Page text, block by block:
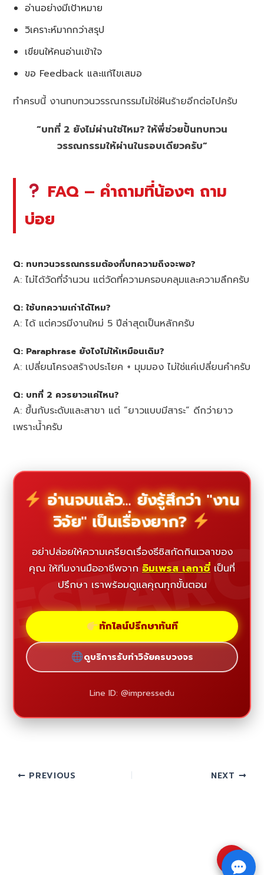
อ่านอย่างมีเป้าหมาย
วิเคราะห์มากกว่าสรุป
เขียนให้คนอ่านเข้าใจ
ขอ Feedback และแก้ไขเสมอ
ทำครบนี้ งานทบทวนวรรณกรรมไม่ใช่ฝันร้ายอีกต่อไปครับ
“บทที่ 2 ยังไม่ผ่านใช่ไหม? ให้พี่ช่วยปั้นทบทวน
วรรณกรรมให้ผ่านในรอบเดียวครับ”
FAQ – คำถามที่น้องๆ ถาม
บ่อย
Q: ทบทวนวรรณกรรมต้องกี่บทความถึงจะพอ?
A: ไม่ได้วัดที่จำนวน แต่วัดที่ความครอบคลุมและความลึกครับ
Q: ใช้บทความเก่าได้ไหม?
A: ได้ แต่ควรมีงานใหม่ 5 ปีล่าสุดเป็นหลักครับ
Q: Paraphrase ยังไงไม่ให้เหมือนเดิม?
A: เปลี่ยนโครงสร้างประโยค + มุมมอง ไม่ใช่แค่เปลี่ยนคำครับ
Q: บทที่ 2 ควรยาวแค่ไหน?
A: ขึ้นกับระดับและสาขา แต่ “ยาวแบบมีสาระ” ดีกว่ายาว
เพราะน้ำครับ
อ่านจบแล้ว... ยังรู้สึกว่า "งาน
วิจัย" เป็นเรื่องยาก?
อย่าปล่อยให้ความเครียดเรื่องธีซิสกัดกินเวลาของ
คุณ ให้ทีมงานมืออาชีพจาก อิมเพรส เลกาซี่ เป็นที่
ปรึกษา เราพร้อมดูแลคุณทุกขั้นตอน
ทักไลน์ปรึกษาทันที
ดูบริการรับทำวิจัยครบวงจร
Line ID: @impressedu
PREVIOUS NEXT
⇧